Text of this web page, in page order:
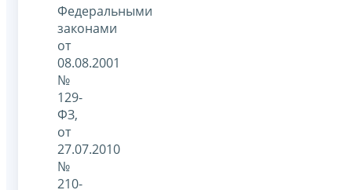
Федеральными
законами
от
08.08.2001
№
129-
ФЗ,
от
27.07.2010
№
210-